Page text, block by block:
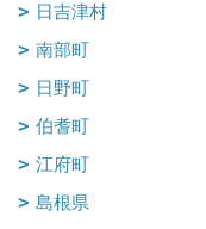
日吉津村
南部町
日野町
伯耆町
江府町
島根県